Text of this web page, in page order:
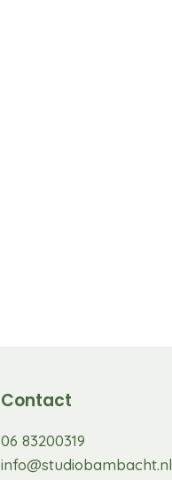
Contact
06 83200319
info@studiobambacht.nl